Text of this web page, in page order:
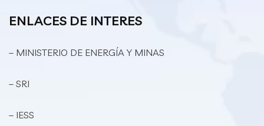
ENLACES DE INTERES
– MINISTERIO DE ENERGÍA Y MINAS
– SRI
– IESS